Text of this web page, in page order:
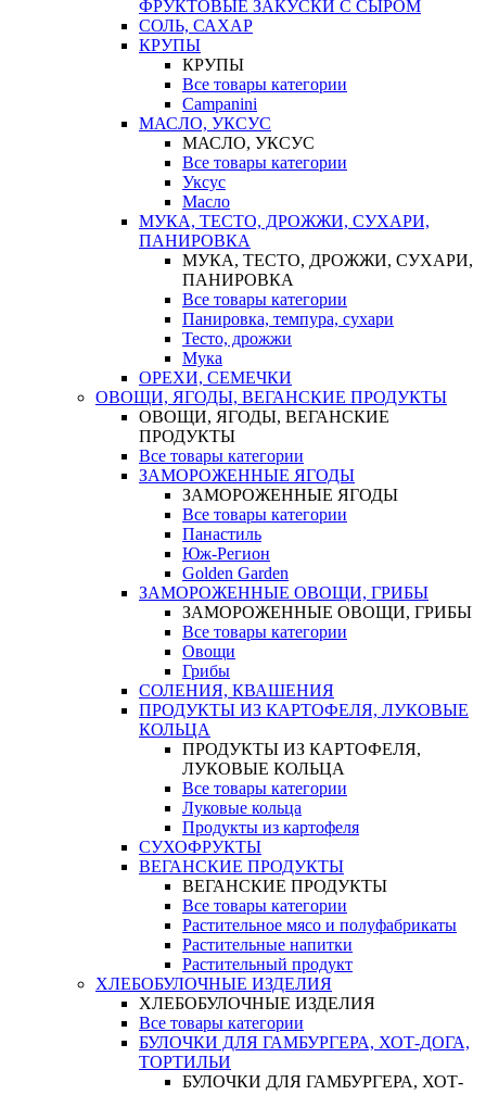
ФРУКТОВЫЕ ЗАКУСКИ С СЫРОМ
СОЛЬ, САХАР
КРУПЫ
КРУПЫ
Все товары категории
Campanini
МАСЛО, УКСУС
МАСЛО, УКСУС
Все товары категории
Уксус
Масло
МУКА, ТЕСТО, ДРОЖЖИ, СУХАРИ,
ПАНИРОВКА
МУКА, ТЕСТО, ДРОЖЖИ, СУХАРИ,
ПАНИРОВКА
Все товары категории
Панировка, темпура, сухари
Тесто, дрожжи
Мука
ОРЕХИ, СЕМЕЧКИ
ОВОЩИ, ЯГОДЫ, ВЕГАНСКИЕ ПРОДУКТЫ
ОВОЩИ, ЯГОДЫ, ВЕГАНСКИЕ
ПРОДУКТЫ
Все товары категории
ЗАМОРОЖЕННЫЕ ЯГОДЫ
ЗАМОРОЖЕННЫЕ ЯГОДЫ
Все товары категории
Панастиль
Юж-Регион
Golden Garden
ЗАМОРОЖЕННЫЕ ОВОЩИ, ГРИБЫ
ЗАМОРОЖЕННЫЕ ОВОЩИ, ГРИБЫ
Все товары категории
Овощи
Грибы
СОЛЕНИЯ, КВАШЕНИЯ
ПРОДУКТЫ ИЗ КАРТОФЕЛЯ, ЛУКОВЫЕ
КОЛЬЦА
ПРОДУКТЫ ИЗ КАРТОФЕЛЯ,
ЛУКОВЫЕ КОЛЬЦА
Все товары категории
Луковые кольца
Продукты из картофеля
СУХОФРУКТЫ
ВЕГАНСКИЕ ПРОДУКТЫ
ВЕГАНСКИЕ ПРОДУКТЫ
Все товары категории
Растительное мясо и полуфабрикаты
Растительные напитки
Растительный продукт
ХЛЕБОБУЛОЧНЫЕ ИЗДЕЛИЯ
ХЛЕБОБУЛОЧНЫЕ ИЗДЕЛИЯ
Все товары категории
БУЛОЧКИ ДЛЯ ГАМБУРГЕРА, ХОТ-ДОГА,
ТОРТИЛЬИ
БУЛОЧКИ ДЛЯ ГАМБУРГЕРА, ХОТ-